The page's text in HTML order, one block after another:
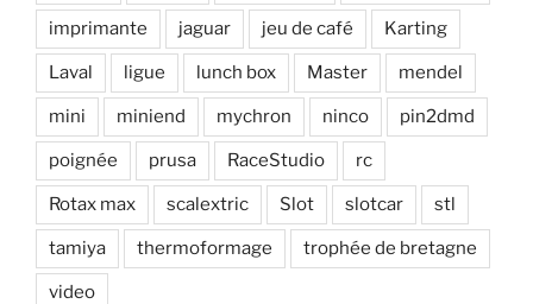
imprimante jaguar jeu de café Karting
Laval ligue lunch box Master mendel
mini miniend mychron ninco pin2dmd
poignée prusa RaceStudio rc
Rotax max scalextric Slot slotcar stl
tamiya thermoformage trophée de bretagne
video